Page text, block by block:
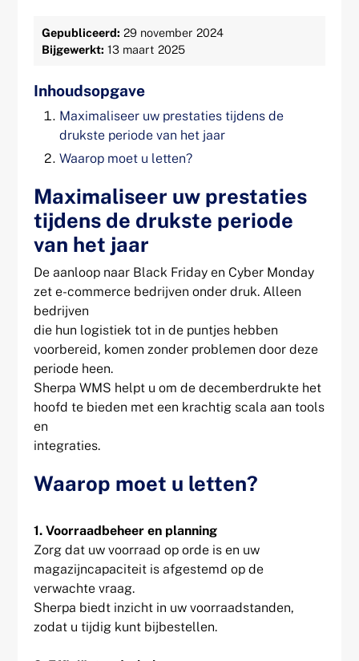
Gepubliceerd: 29 november 2024
Bijgewerkt: 13 maart 2025
Inhoudsopgave
Maximaliseer uw prestaties tijdens de
drukste periode van het jaar
Waarop moet u letten?
Maximaliseer uw prestaties
tijdens de drukste periode
van het jaar
De aanloop naar Black Friday en Cyber Monday
zet e-commerce bedrijven onder druk. Alleen
bedrijven
die hun logistiek tot in de puntjes hebben
voorbereid, komen zonder problemen door deze
periode heen.
Sherpa WMS helpt u om de decemberdrukte het
hoofd te bieden met een krachtig scala aan tools
en
integraties.
Waarop moet u letten?
1. Voorraadbeheer en planning
Zorg dat uw voorraad op orde is en uw
magazijncapaciteit is afgestemd op de
verwachte vraag.
Sherpa biedt inzicht in uw voorraadstanden,
zodat u tijdig kunt bijbestellen.